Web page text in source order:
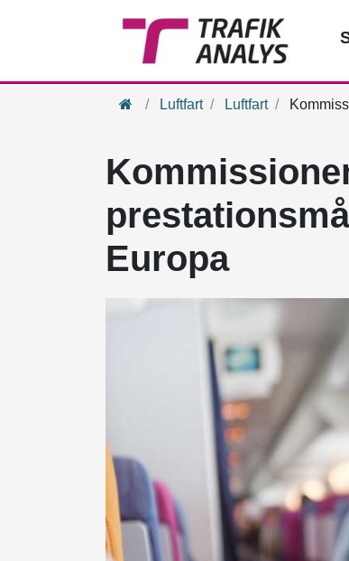
HemLuftfart Luftfart
Europa